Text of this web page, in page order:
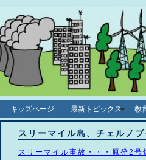
キッズページ 最新トピックス 教
スリーマイル島、チェルノ
スリーマイル事故・・・原発2号